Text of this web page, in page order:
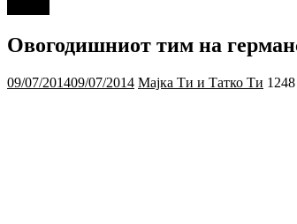
Овогодишниот тим на
09/07/201409/07/2014 Мајка Ти и Татко Ти